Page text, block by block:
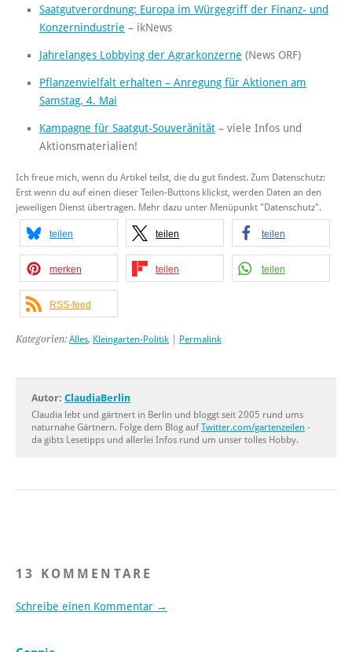
Saatgutverordnung: Europa im Würgegriff der Finanz- und
Konzernindustrie – ikNews
Jahrelanges Lobbying der Agrarkonzerne (News ORF)
Pflanzenvielfalt erhalten – Anregung für Aktionen am
Samstag, 4. Mai
Kampagne für Saatgut-Souveränität – viele Infos und
Aktionsmaterialien!
Ich freue mich, wenn du Artikel teilst, die du gut findest. Zum Datenschutz:
Erst wenn du auf einen dieser Teilen-Buttons klickst, werden Daten an den
jeweiligen Dienst übertragen. Mehr dazu unter Menüpunkt "Datenschutz".
teilen teilen teilen
merken teilen teilen
RSS-feed
Kategorien: Alles, Kleingarten-Politik Permalink
Autor: ClaudiaBerlin
Claudia lebt und gärtnert in Berlin und bloggt seit 2005 rund ums
naturnahe Gärtnern. Folge dem Blog aufTwitter.com/gartenzeilen -
da gibts Lesetipps und allerlei Infos rund um unser tolles Hobby.
13 KOMMENTARE
Schreibe einen Kommentar →